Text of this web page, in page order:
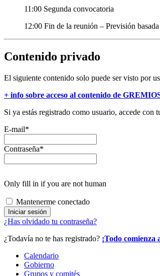
11:00 Segunda convocatoria
12:00 Fin de la reunión – Previsión
Contenido privado
El siguiente contenido solo puede ser visto por
+ info sobre acceso al contenido de
Si ya estás registrado como usuario, accede
E-mail*
Contraseña*
Only fill in if you are not human
Mantenerme conectado
¿Has olvidado tu contraseña?
¿Todavía no te has registrado? ¡Todo comienza
Calendario
Gobierno
Grupos y comités